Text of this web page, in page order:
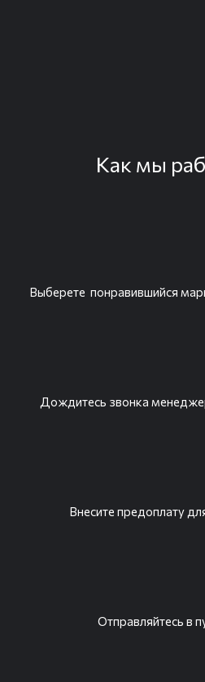
Как мы
Выберете понравившийся
Дождитесь звонка
Внесите предоплату
Отправляйтесь в